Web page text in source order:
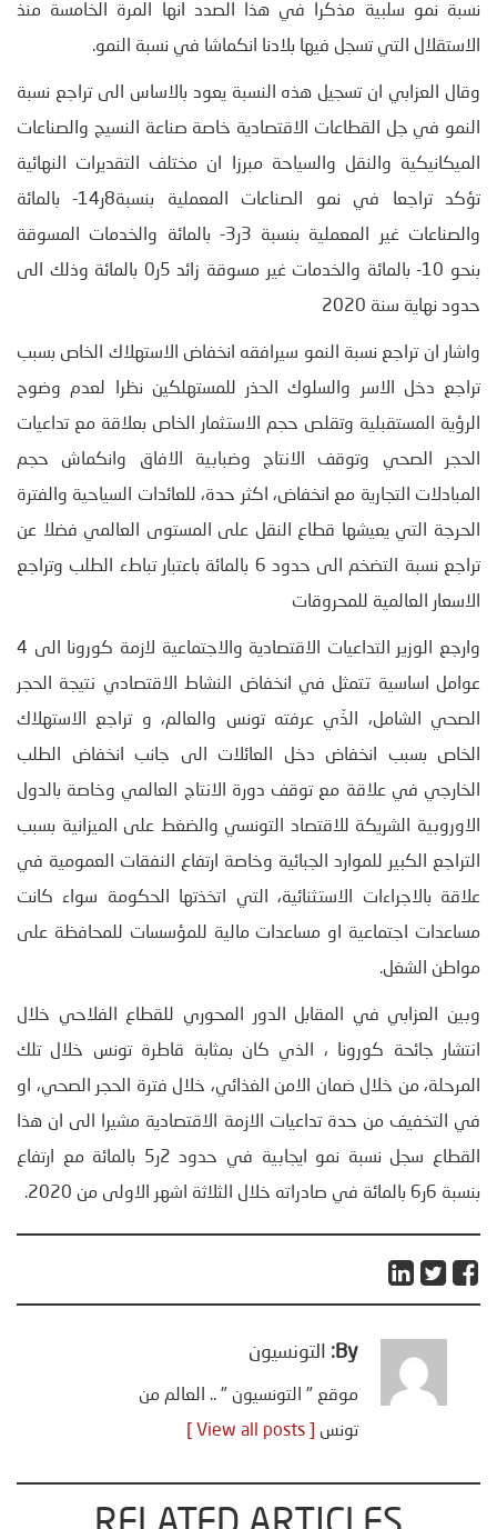
نسبة نمو سلبية مذكرا في هذا الصدد انها المرة الخامسة منذ
الاستقلال التي تسجل فيها بلادنا انكماشا في نسبة النمو.
وقال العزابي ان تسجيل هذه النسبة يعود بالاساس الى تراجع نسبة
النمو في جل القطاعات الاقتصادية خاصة صناعة النسيج والصناعات
الميكانيكية والنقل والسياحة مبرزا ان مختلف التقديرات النهائية
تؤكد تراجعا في نمو الصناعات المعملية بنسبة8ر14- بالمائة
والصناعات غير المعملية بنسبة 3ر3- بالمائة والخدمات المسوقة
بنحو 10- بالمائة والخدمات غير مسوقة زائد 5ر0 بالمائة وذلك الى
حدود نهاية سنة 2020
واشار ان تراجع نسبة النمو سيرافقه انخفاض الاستهلاك الخاص بسبب
تراجع دخل الاسر والسلوك الحذر للمستهلكين نظرا لعدم وضوح
الرؤية المستقبلية وتقلص حجم الاستثمار الخاص بعلاقة مع تداعيات
الحجر الصحي وتوقف الانتاج وضبابية الافاق وانكماش حجم
المبادلات التجارية مع انخفاض، اكثر حدة، للعائدات السياحية والفترة
الحرجة التي يعيشها قطاع النقل على المستوى العالمي فضلا عن
تراجع نسبة التضخم الى حدود 6 بالمائة باعتبار تباطء الطلب وتراجع
الاسعار العالمية للمحروقات
وارجع الوزير التداعيات الاقتصادية والاجتماعية لازمة كورونا الى 4
عوامل اساسية تتمثل في انخفاض النشاط الاقتصادي نتيجة الحجر
الصحي الشامل، الذّي عرفته تونس والعالم، و تراجع الاستهلاك
الخاص بسبب انخفاض دخل العائلات الى جانب انخفاض الطلب
الخارجي في علاقة مع توقف دورة الانتاج العالمي وخاصة بالدول
الاوروبية الشريكة للاقتصاد التونسي والضغط على الميزانية بسبب
التراجع الكبير للموارد الجبائية وخاصة ارتفاع النفقات العمومية في
علاقة بالاجراءات الاستثنائية، التي اتخذتها الحكومة سواء كانت
مساعدات اجتماعية او مساعدات مالية للمؤسسات للمحافظة على
مواطن الشغل.
وبين العزابي في المقابل الدور المحوري للقطاع الفلاحي خلال
انتشار جائحة كورونا ، الذي كان بمثابة قاطرة تونس خلال تلك
المرحلة، من خلال ضمان الامن الغذائي، خلال فترة الحجر الصحي، او
في التخفيف من حدة تداعيات الازمة الاقتصادية مشيرا الى ان هذا
القطاع سجل نسبة نمو ايجابية في حدود 2ر5 بالمائة مع ارتفاع
بنسبة 6ر6 بالمائة في صادراته خلال الثلاثة اشهر الاولى من 2020.
By: التونسيون
موقع " التونسيون " .. العالم من
تونس